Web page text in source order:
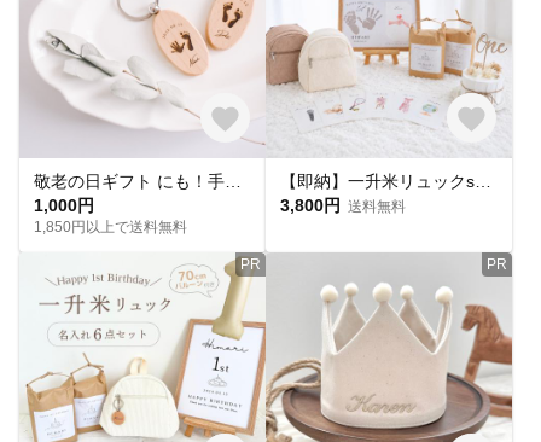
1,000円
1,850円以上で送料無料
3,800円 送料無料
PR PR